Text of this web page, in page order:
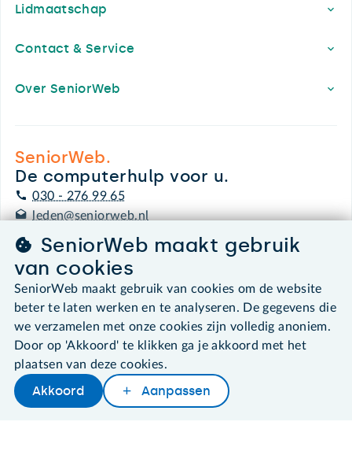
Later lezenDelenWoordenboek
Lidmaatschap
Contact & Service
Over SeniorWeb
SeniorWeb.
De computerhulp voor u.
030 - 276 99 65
leden@seniorweb.nl
©2026 SeniorWeb
Algemene voorwaarden
Cookies en cookie-instellingen
Disclaimer
Privacybeleid
About SeniorWeb
SeniorWeb maakt gebruik
van cookies
SeniorWeb maakt gebruik van cookies om de website
beter te laten werken en te analyseren. De gegevens die
we verzamelen met onze cookies zijn volledig anoniem.
Door op 'Akkoord' te klikken ga je akkoord met het
plaatsen van deze cookies.
Akkoord Aanpassen